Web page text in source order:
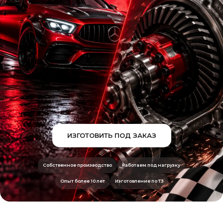
ИЗГОТОВИТЬ ПОД ЗАКАЗ
Собственное производство Работаем под нагрузку
Опыт более 10 лет Изготовление по ТЗ